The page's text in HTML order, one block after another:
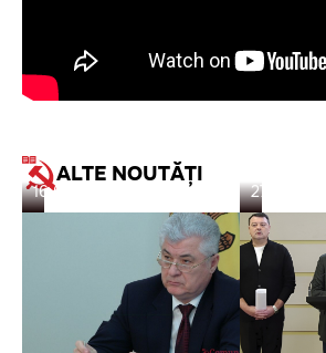
ALTE NOUTĂȚI
16.05.26
27.02.26